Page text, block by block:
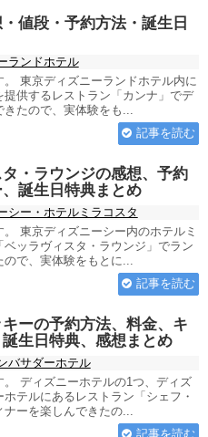
値段・予約方法・誕生日
ランドホテル
。 東京ディズニーランドホテル内に
提供するレストラン「カンナ」でデ
きたので、実体験をも...
記事を読む
・ラウンジの感想、予約
誕生日特典まとめ
シー・ホテルミラコスタ
。 東京ディズニーシー内のホテルミ
ベッラヴィスタ・ラウンジ」でラン
ので、実体験をもとに...
記事を読む
ーの予約方法、料金、キ
生日特典、感想まとめ
バサダーホテル
。 ディズニーホテルの1つ、ディズ
テルにあるレストラン「シェフ・
ナーを楽しんできたの...
記事を読む